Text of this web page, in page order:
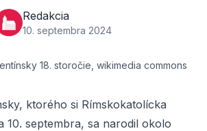
Redakcia
10. septembra 2024
18. storočie, wikimedia commons
ktorého si Rímskokatolícka
10. septembra, sa narodil okolo